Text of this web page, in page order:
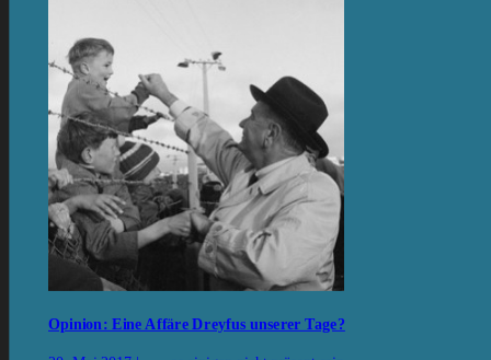
Opinion: Eine Affäre Dreyfus unserer Tage?